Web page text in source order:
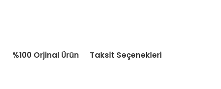
%100 Orjinal Ürün Taksit Seçenekleri